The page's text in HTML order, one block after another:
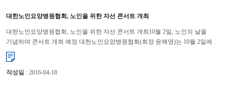
대한노인요양병원협회, 노인을 위한 자선 콘서트 개최
대한노인요양병원협회, 노인을 위한 자선 콘서트 개최10월 2일, 노인의 날을
기념하며 콘서트 개최 예정 대한노인요양병원협회(회장 윤해영)는 10월 2일에
사회적 관심이 필요한 노인을 위하여 자선 콘서트...
작성일 : 2016-04-18